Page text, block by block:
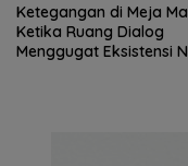
Rutan Tanjungpinang
fasilitasi warga binaan
produksi keripik pisang